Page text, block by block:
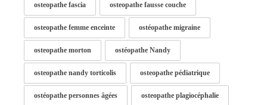
osteopathe fascia osteopathe fausse couche
osteopathe femme enceinte ostéopathe migraine
osteopathe morton ostéopathe Nandy
osteopathe nandy torticolis osteopathe pédiatrique
ostéopathe personnes âgées osteopathe plagiocéphalie